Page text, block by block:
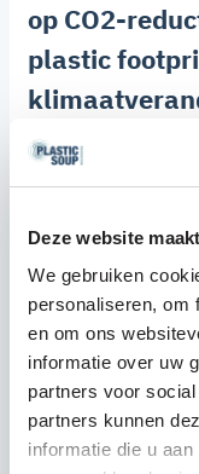
Deze website
We gebruiken
personaliseren, om
en om ons
informatie over uw
partners voor
partners kunnen
informatie die u
op CO2-
plastic
Ik denk dat
kijken naar waar
maken. CO2-
samen, maar
eerst op moet
ligt de grootste
uitstoot, terwijl
van plastic of
belangrijker kan
juiste prioriteiten
impact, maar